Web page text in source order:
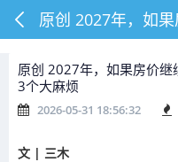
原创 2027年，如果房价
3个大麻烦
2026-05-31 18:56:32
文 | 三木